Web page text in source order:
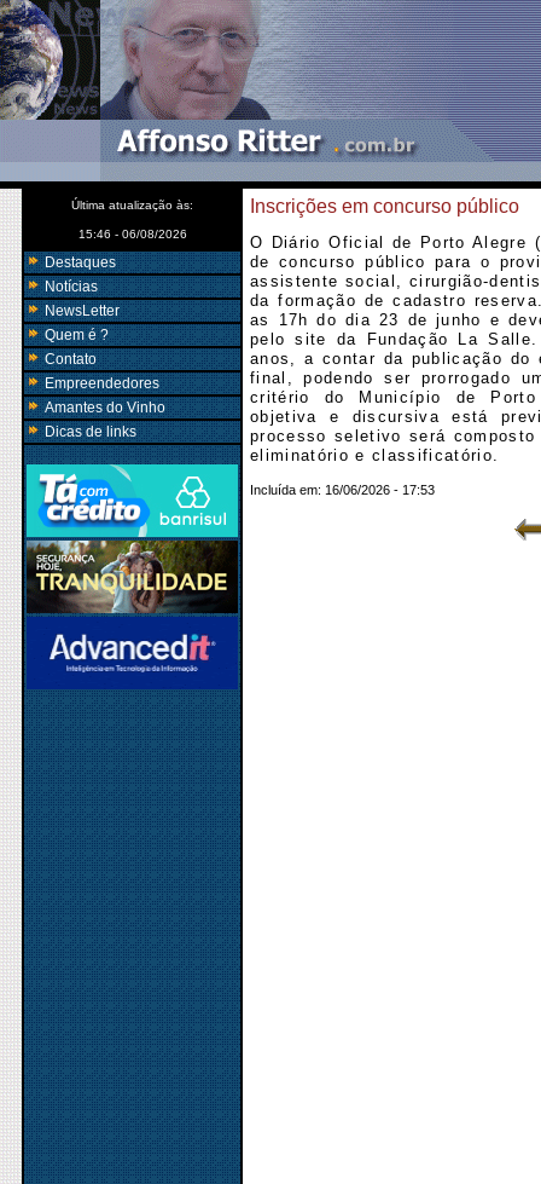
Última atualização às:
15:46 - 06/08/2026
Destaques
Notícias
NewsLetter
Quem é ?
Contato
Empreendedores
Amantes do Vinho
Dicas de links
Inscrições em concurso público
O Diário Oficial de Porto Alegre
de concurso público para o
assistente social, cirurgião-
da formação de cadastro
as 17h do dia 23 de junho e
pelo site da Fundação La
anos, a contar da publicação do
final, podendo ser prorrogado
critério do Município de
objetiva e discursiva está
processo seletivo será
eliminatório e classificatório.
Incluída em: 16/06/2026 - 17:53